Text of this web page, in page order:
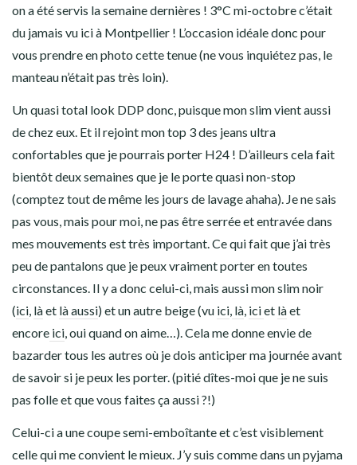
on a été servis la semaine dernières ! 3°C mi-octobre c’était
du jamais vu ici à Montpellier ! L’occasion idéale donc pour
vous prendre en photo cette tenue (ne vous inquiétez pas, le
manteau n’était pas très loin).
Un quasi total look DDP donc, puisque mon slim vient aussi
de chez eux. Et il rejoint mon top 3 des jeans ultra
confortables que je pourrais porter H24 ! D’ailleurs cela fait
bientôt deux semaines que je le porte quasi non-stop
(comptez tout de même les jours de lavage ahaha). Je ne sais
pas vous, mais pour moi, ne pas être serrée et entravée dans
mes mouvements est très important. Ce qui fait que j’ai très
peu de pantalons que je peux vraiment porter en toutes
circonstances. Il y a donc celui-ci, mais aussi mon slim noir
(ici, làet là aussi) et un autre beige (vu ici, là, iciet làet
encore ici, oui quand on aime…). Cela me donne envie de
bazarder tous les autres où je dois anticiper ma journée avant
de savoir si je peux les porter. (pitié dîtes-moi que je ne suis
pas folle et que vous faites ça aussi ?!)
Celui-ci a une coupe semi-emboîtante et c’est visiblement
celle qui me convient le mieux. J’y suis comme dans un pyjama